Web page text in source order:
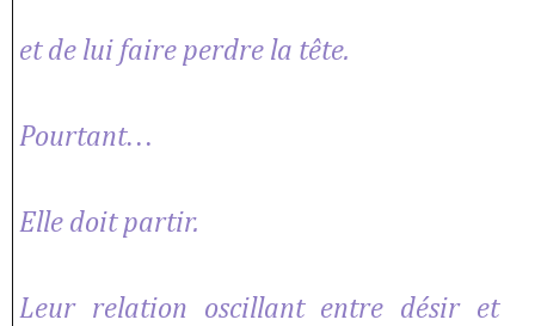
et de lui faire perdre la tête.
Pourtant…
Elle doit partir.
Leur relation oscillant entre désir et